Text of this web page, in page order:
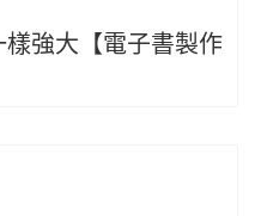
強大【電子書製作